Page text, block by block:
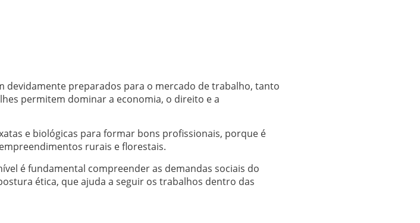
devidamente preparados para o mercado de trabalho, tanto
permitem dominar a economia, o direito e a
e biológicas para formar bons profissionais, porque é
rurais e florestais.
é fundamental compreender as demandas sociais do
ética, que ajuda a seguir os trabalhos dentro das